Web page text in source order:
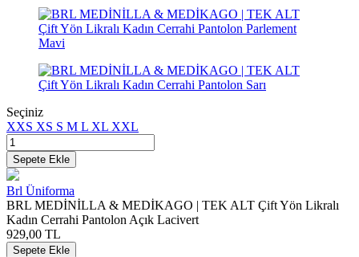
Seçiniz
XXS XS S M L XL XXL
Sepete Ekle
Brl Üniforma
BRL MEDİNİLLA & MEDİKAGO | TEK ALT Çift Yön Likralı
Kadın Cerrahi Pantolon Açık Lacivert
929,00 TL
Sepete Ekle